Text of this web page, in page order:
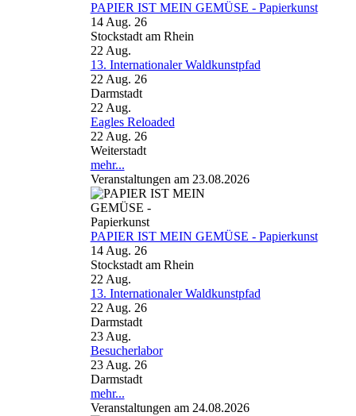
PAPIER IST MEIN GEMÜSE - Papierkunst
14 Aug. 26
Stockstadt am Rhein
22 Aug.
13. Internationaler Waldkunstpfad
22 Aug. 26
Darmstadt
22 Aug.
Eagles Reloaded
22 Aug. 26
Weiterstadt
mehr...
Veranstaltungen am 23.08.2026
PAPIER IST MEIN GEMÜSE - Papierkunst
14 Aug. 26
Stockstadt am Rhein
22 Aug.
13. Internationaler Waldkunstpfad
22 Aug. 26
Darmstadt
23 Aug.
Besucherlabor
23 Aug. 26
Darmstadt
mehr...
Veranstaltungen am 24.08.2026